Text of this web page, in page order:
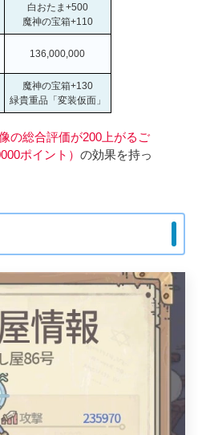
白おたま+500
魔神の宝箱+110
136,000,000
魔神の宝箱+130
緑貴重品「変装仮面」
の総合評価が200上がるご
ポイント）の効果を持っ